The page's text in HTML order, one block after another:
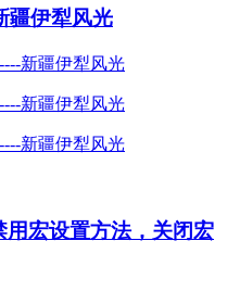
疆伊犁风光
宏设置方法，关闭宏